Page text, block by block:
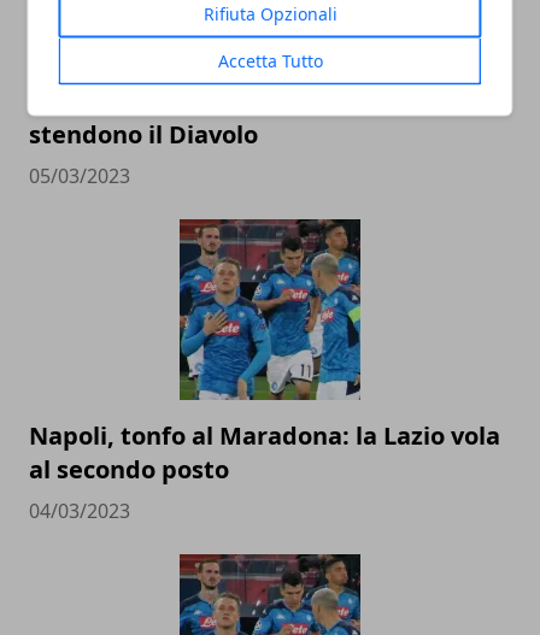
Rifiuta Opzionali
Accetta Tutto
stendono il Diavolo
05/03/2023
Napoli, tonfo al Maradona: la Lazio vola
al secondo posto
04/03/2023